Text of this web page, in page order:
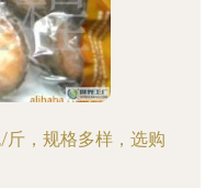
，规格多样，选购